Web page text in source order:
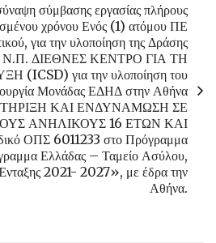
σύμβασης εργασίας πλήρους
χρόνου Ενός (1) ατόμου ΠΕ
για την υλοποίηση της Δράσης
Ν.Π. ΔΙΕΘΝΕΣ ΚΕΝΤΡΟ ΓΙΑ ΤΗ
για την υλοποίηση του
Μονάδας ΕΔΗΔ στην Αθήνα
ΚΑΙ ΕΝΔΥΝΑΜΩΣΗ ΣΕ
ΑΝΗΛΙΚΟΥΣ 16 ΕΤΩΝ ΚΑΙ
ΟΠΣ 6011233 στο Πρόγραμμα
Ελλάδας – Ταμείο Ασύλου,
2021- 2027», με έδρα την
Αθήνα.